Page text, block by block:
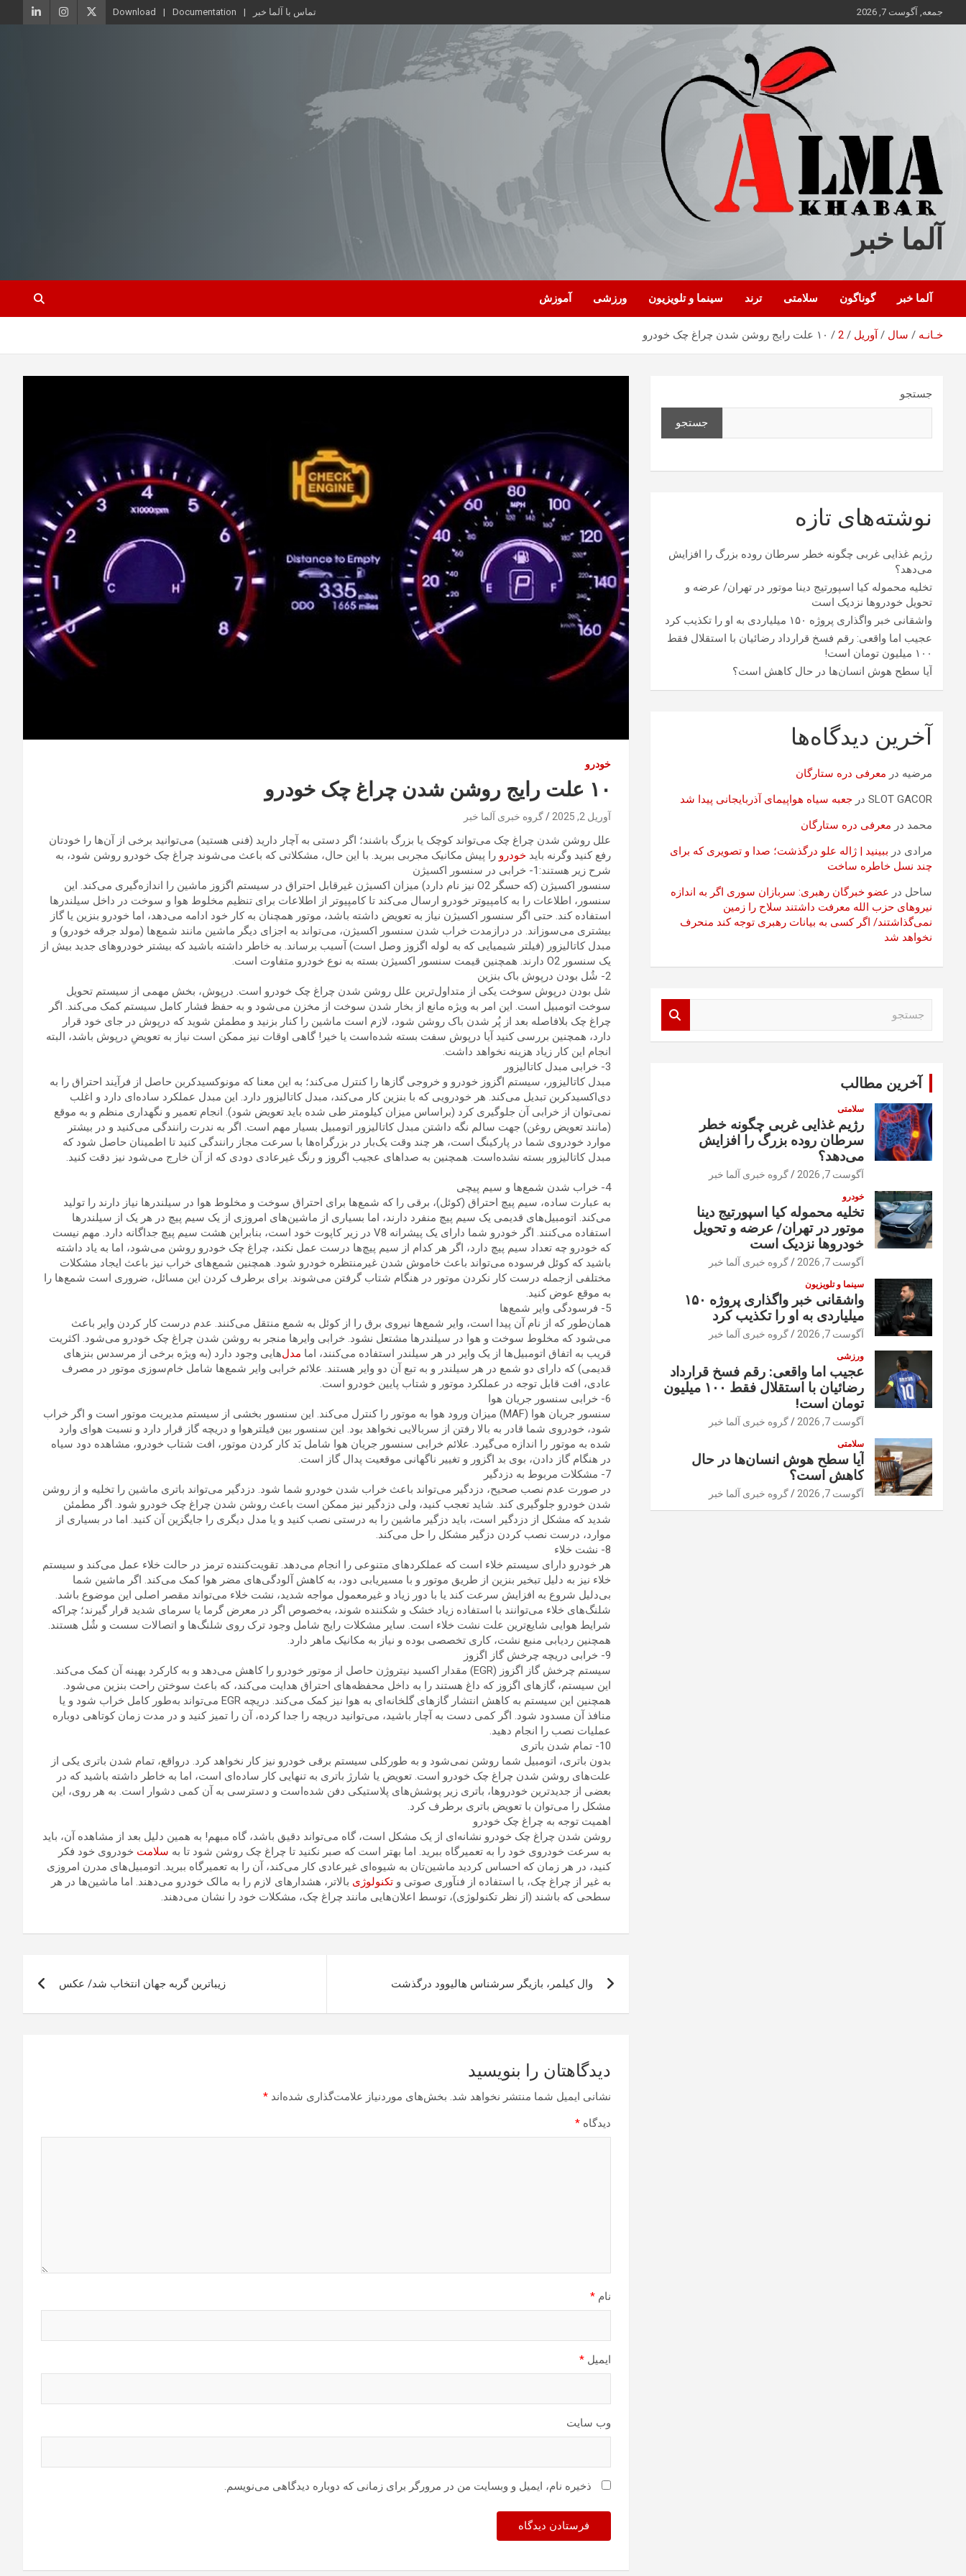
محتوا
جمعه, آگوست 7, 2026 تماس با آلما خبر Documentation
Download
آلما خبر
آلما خبر گوناگون سلامتی ترند سینما و تلویزیون ورزشی آموزش
خـانـه سال آوریل 2 ۱۰ علت رایج روشن شدن چراغ چک خودرو
خودرو
۱۰ علت رایج روشن شدن چراغ چک خودرو
آوریل 2, 2025 گروه خبری آلما خبر
علل روشن شدن چراغ چک می‌تواند کوچک یا بزرگ باشند؛ اگر دستی به آچار دارید (فنی هستید) می‌توانید برخی از آن‌ها را خودتان
رفع کنید وگرنه باید خودرو را پیش مکانیک مجربی ببرید. با این حال، مشکلاتی که باعث می‌شوند چراغ چک خودرو روشن شود، به
شرح زیر هستند:1- خرابی در سنسور اکسیژن
سنسور اکسیژن‌ (که حسگر O2 نیز نام دارد) میزان اکسیژن غیرقابل احتراق در سیستم اگزوز ماشین را اندازه‌گیری می‌کند. این
سنسور، اطلاعات را به کامپیوتر خودرو ارسال می‌کند تا کامپیوتر از اطلاعات برای تنظیم مخلوط هوا و سوخت در داخل سیلندرها
استفاده کند. حتی اگر سنسور اکسیژن نیاز به تعویض داشته باشد، موتور همچنان به کار خود ادامه می‌دهد، اما خودرو بنزین یا گاز
بیشتری می‌سوزاند. در درازمدت خراب شدن سنسور اکسیژن، می‌تواند به اجزای دیگر ماشین مانند شمع‌ها (مولد جرقه خودرو) و
مبدل کاتالیزور (فیلتر شیمیایی که به لوله اگزوز وصل است) آسیب برساند. به خاطر داشته باشید که بیشتر خودروهای جدید بیش از
یک سنسور O2 دارند. همچنین قیمت سنسور اکسیژن بسته به نوع خودرو متفاوت است.
2- شُل بودن درپوش باک بنزین
شل بودن درپوش سوخت یکی از متداول‌ترین علل روشن شدن چراغ چک خودرو است. درپوش، بخش مهمی از سیستم تحویل
سوخت اتومبیل است. این امر به ویژه مانع از بخار شدن سوخت از مخزن می‌شود و به حفظ فشار کامل سیستم کمک می‌کند. اگر
چراغ چک بلافاصله بعد از پُر شدن باک روشن شود، لازم است ماشین را کنار بزنید و مطمئن شوید که درپوش در جای خود قرار
دارد، همچنین بررسی کنید آیا درپوش سفت بسته شده‌است یا خیر! گاهی اوقات نیز ممکن است نیاز به تعویضِ درپوش باشد، البته
انجام این کار زیاد هزینه نخواهد داشت.
3- خرابی مبدل کاتالیزور
مبدل کاتالیزور، سیستم اگزوز خودرو و خروجی گازها را کنترل می‌کند؛ به این معنا که مونوکسیدکربن حاصل از فرآیند احتراق را به
دی‌اکسیدکربن تبدیل می‌کند. هر خودرویی که با بنزین کار می‌کند، مبدل کاتالیزور دارد. این مبدل عملکرد ساده‌ای دارد و اغلب
نمی‌توان از خرابی آن جلوگیری کرد (براساس میزان کیلومتر طی شده باید تعویض شود). انجام تعمیر و نگهداری منظم و به موقع‌
(مانند تعویض روغن) جهت سالم نگه داشتن مبدل کاتالیزور اتومبیل بسیار مهم است. اگر به ندرت رانندگی می‌کنید و در بیشتر
موارد خودروی شما در پارکینگ است، هر چند وقت یک‌بار در بزرگراه‌ها با سرعت مجاز رانندگی کنید تا اطمینان حاصل شود که
مبدل کاتالیزور بسته نشده‌است. همچنین به صداهای عجیب اگروز و رنگ غیرعادی دودی که از آن خارج می‌شود نیز دقت کنید.
4- خراب شدن شمع‌ها و سیم پیچی
به عبارت ساده، سیم پیچ احتراق (کوئل)، برقی را که شمع‌ها برای احتراق سوخت و مخلوط هوا در سیلندرها نیاز دارند را تولید
می‌کند. اتومبیل‌های قدیمی یک سیم پیچ منفرد دارند، اما بسیاری از ماشین‌های امروزی از یک سیم پیچ در هر یک از سیلندرها
استفاده می‌کنند. اگر خودرو شما دارای یک پیشرانه V8 در زیر کاپوت خود است، بنابراین هشت سیم پیچ جداگانه دارد. مهم نیست
که خودرو چه تعداد سیم پیچ دارد، اگر هر کدام از سیم پیچ‌ها درست عمل نکند، چراغ چک خودرو روشن می‌شود، اما به یاد داشته
باشید که کوئل فرسوده می‌تواند باعث خاموش شدن غیرمنتظره خودرو شود. همچنین شمع‌های خراب نیز باعث ایجاد مشکلات
مختلفی ازجمله درست کار نکردن موتور در هنگام شتاب گرفتن می‌شوند. برای برطرف کردن این مسائل، ضروری است شمع‌ها را
به موقع عوض کنید.
5- فرسودگی وایر شمع‌ها
همان‌طور که از نام آن پیدا است، وایر شمع‌ها نیروی برق را از کوئل به شمع منتقل می‌کنند. عدم درست کار کردن وایر باعث
می‌شود که مخلوط سوخت و هوا در سیلندرها مشتعل نشود. خرابی وایرها منجر به روشن شدن چراغ چک خودرو می‌شود. اکثریت
قریب به اتفاق اتومبیل‌ها از یک وایر در هر سیلندر استفاده می‌کنند، اما مدل‌هایی وجود دارد (به ویژه برخی از مرسدس بنزهای
قدیمی) که دارای دو شمع در هر سیلندر و به تبع آن دو وایر هستند. علائم خرابی وایر شمع‌ها شامل خام‌سوزی موتور در مصرف
عادی، افت قابل توجه در عملکرد موتور و شتاب پایین خودرو است.
6- خرابی سنسور جریان هوا
سنسور جریان هوا‌ (MAF) میزان ورود هوا به موتور را کنترل می‌کند. این سنسور بخشی از سیستم مدیریت موتور است و اگر خراب
شود، خودروی شما قادر به بالا رفتن از سربالایی نخواهد بود. این سنسور بین فیلترهوا و دریچه گاز قرار دارد و نسبت هوای وارد
شده به موتور را اندازه می‌گیرد. علائم خرابی سنسور جریان هوا شامل بَد کار کردن موتور، افت شتاب خودرو، مشاهده دود سیاه
در هنگام گاز دادن، بوی بد اگزور و تغییر ناگهانی موقعیت پدال گاز است.
7- مشکلات مربوط به دزدگیر
در صورت عدم نصب صحیح، دزدگیر می‌تواند باعث خراب شدن خودرو شما شود. دزدگیر می‌تواند باتری ماشین را تخلیه و از روشن
شدن خودرو جلوگیری کند. شاید تعجب کنید، ولی دزدگیر نیز ممکن است باعث روشن شدن چراغ چک خودرو شود. اگر مطمئن
شدید که مشکل از دزدگیر است، باید دزگیر ماشین را به درستی نصب کنید و یا مدل دیگری را جایگزین آن کنید. اما در بسیاری از
موارد، درست نصب کردن دزگیر مشکل را حل می‌کند.
8- نشت خلاء
هر خودرو دارای سیستم خلاء است که عملکردهای متنوعی را انجام می‌دهد. تقویت‌کننده ترمز در حالت خلاء عمل می‌کند و سیستم
خلاء نیز به دلیل تبخیر بنزین از طریق موتور و با مسیریابی دود، به کاهش آلودگی‌های مضر هوا کمک می‌کند. اگر ماشین شما
بی‌دلیل شروع به افزایش سرعت کند یا با دور زیاد و غیرمعمول مواجه شدید، نشت خلاء می‌تواند مقصر اصلی این موضوع باشد.
شلنگ‌های خلاء می‌توانند با استفاده زیاد خشک و شکننده شوند، به‌‎خصوص اگر در معرض گرما یا سرمای شدید قرار گیرند؛ چراکه
شرایط هوایی شایع‌ترین علت نشت خلاء است. سایر مشکلات رایج شامل وجود ترک روی شلنگ‌ها و اتصالات سست و شُل هستند.
همچنین ردیابی منبع نشت، کاری تخصصی بوده و نیاز به مکانیک ماهر دارد.
9- خرابی دریچه چرخش گاز اگزوز
سیستم چرخش گاز اگزوز‌ (EGR) مقدار اکسید نیتروژن حاصل از موتور خودرو را کاهش می‌دهد و به کارکرد بهینه آن کمک می‌کند.
این سیستم، گازهای اگزوز که داغ هستند را به داخل محفظه‌های احتراق هدایت می‌کند، که باعث سوختن راحت بنزین می‌شود.
همچنین این سیستم به کاهش انتشار گازهای گلخانه‌ای به هوا نیز کمک می‌کند. دریچه EGR می‌تواند به‎‌طور کامل خراب شود و یا
منافذ آن مسدود شود. اگر کمی دست به آچار باشید، می‌توانید دریچه را جدا کرده، آن را تمیز کنید و در مدت زمان کوتاهی دوباره
عملیات نصب را انجام دهید.
10- تمام شدن باتری
بدون باتری، اتومبیل شما روشن نمی‌شود و به طور‌کلی سیستم برقی خودرو نیز کار نخواهد کرد. درواقع، تمام شدن باتری یکی از
علت‌های روشن شدن چراغ چک خودرو است. تعویض یا شارژ باتری به تنهایی کار ساده‌ای است، اما به خاطر داشته باشید که در
بعضی از جدیدترین خودروها، باتری زیر پوشش‌های پلاستیکی دفن شده‌است و دسترسی به آن کمی دشوار است. به هر روی، این
مشکل را می‌توان با تعویض باتری برطرف کرد.
اهمیت توجه به چراغ چک خودرو
روشن شدن چراغ چک خودرو نشانه‌ای از یک مشکل است، گاه می‌تواند دقیق باشد، گاه مبهم! به همین دلیل بعد از مشاهده آن، باید
به سرعت خودروی خود را به تعمیرگاه ببرید. اما بهتر است که صبر نکنید تا چراغ چک روشن شود تا به سلامت خودروی خود فکر
کنید، در هر زمان که احساس کردید ماشین‌تان به شیوه‌ای غیرعادی کار می‌کند، آن را به تعمیرگاه ببرید. اتومبیل‌های مدرن امروزی
به غیر از چراغ چک، با استفاده از فنآوری صوتی و تکنولوژی بالاتر، هشدارهای لازم را به مالک خودرو می‌دهند. اما ماشین‌ها در هر
سطحی که باشند (از نظر تکنولوژی)، توسط اعلان‌هایی مانند چراغ چک، مشکلات خود را نشان می‌دهند.
نوشته
وال کیلمر، بازیگر سرشناس هالیوود درگذشت زیباترین گربه جهان انتخاب شد/ عکس
دیدگاهتان را بنویسید
نشانی ایمیل شما منتشر نخواهد شد. بخش‌های موردنیاز علامت‌گذاری شده‌اند *
دیدگاه *
نام *
ایمیل *
وب‌ سایت
ذخیره نام، ایمیل و وبسایت من در مرورگر برای زمانی که دوباره دیدگاهی می‌نویسم.
جستجو
جستجو
نوشته‌های تازه
رژیم غذایی غربی چگونه خطر سرطان روده بزرگ را افزایش
می‌دهد؟
تخلیه محموله کیا اسپورتیج دینا موتور در تهران/ عرضه و
تحویل خودروها نزدیک است
واشقانی خبر واگذاری پروژه ۱۵۰ میلیاردی به او را تکذیب کرد
عجیب اما واقعی: رقم فسخ قرارداد رضائیان با استقلال فقط
۱۰۰ میلیون تومان است!
آیا سطح هوش انسان‌ها در حال کاهش است؟
آخرین دیدگاه‌ها
مرضیه در معرفی دره ستارگان
SLOT GACOR در جعبه سیاه هواپیمای آذربایجانی پیدا شد
محمد در معرفی دره ستارگان
مرادی در ببینید | ژاله علو درگذشت؛ صدا و تصویری که برای
چند نسل خاطره ساخت
ساحل در عضو خبرگان رهبری: سربازان سوری اگر به اندازه
نیروهای حزب الله معرفت داشتند سلاح را زمین
نمی‌گذاشتند/ اگر کسی به بیانات رهبری توجه کند منحرف
نخواهد شد
آخرین مطالب
سلامتی
رژیم غذایی غربی چگونه خطر
سرطان روده بزرگ را افزایش
می‌دهد؟
آگوست 7, 2026 گروه خبری آلما خبر
خودرو
تخلیه محموله کیا اسپورتیج دینا
موتور در تهران/ عرضه و تحویل
خودروها نزدیک است
آگوست 7, 2026 گروه خبری آلما خبر
سینما و تلویزیون
واشقانی خبر واگذاری پروژه ۱۵۰
میلیاردی به او را تکذیب کرد
آگوست 7, 2026 گروه خبری آلما خبر
ورزشی
عجیب اما واقعی: رقم فسخ قرارداد
رضائیان با استقلال فقط ۱۰۰ میلیون
تومان است!
آگوست 7, 2026 گروه خبری آلما خبر
سلامتی
آیا سطح هوش انسان‌ها در حال
کاهش است؟
آگوست 7, 2026 گروه خبری آلما خبر